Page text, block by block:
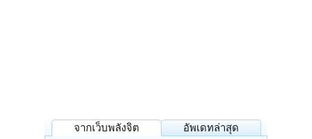
จากเว็บพลังจิต อัพเดทล่าสุด